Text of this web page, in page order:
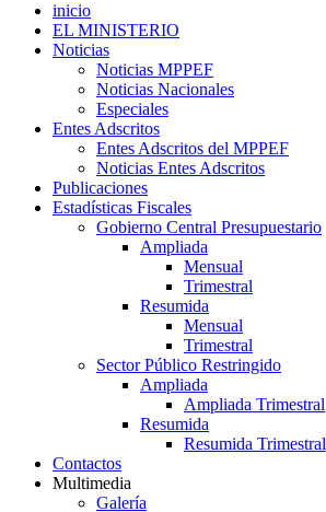
inicio
EL MINISTERIO
Noticias
Noticias MPPEF
Noticias Nacionales
Especiales
Entes Adscritos
Entes Adscritos del MPPEF
Noticias Entes Adscritos
Publicaciones
Estadísticas Fiscales
Gobierno Central Presupuestario
Ampliada
Mensual
Trimestral
Resumida
Mensual
Trimestral
Sector Público Restringido
Ampliada
Ampliada Trimestral
Resumida
Resumida Trimestral
Contactos
Multimedia
Galería